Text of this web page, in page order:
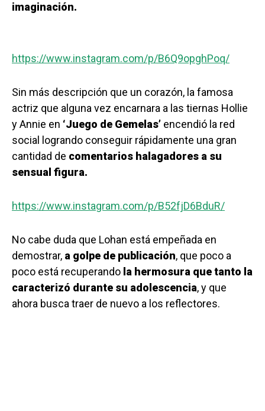
imaginación.
https://www.instagram.com/p/B6Q9opghPoq/
Sin más descripción que un corazón, la famosa
actriz que alguna vez encarnara a las tiernas Hollie
y Annie en ‘Juego de Gemelas’ encendió la red
social logrando conseguir rápidamente una gran
cantidad de comentarios halagadores a su
sensual figura.
https://www.instagram.com/p/B52fjD6BduR/
No cabe duda que Lohan está empeñada en
demostrar, a golpe de publicación, que poco a
poco está recuperando la hermosura que tanto la
caracterizó durante su adolescencia, y que
ahora busca traer de nuevo a los reflectores.